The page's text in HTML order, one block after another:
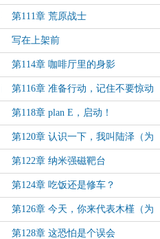
第111章 荒原战士
写在上架前
第114章 咖啡厅里的身影
第116章 准备行动，记住不要惊动
普通人
第118章 plan E，启动！
第120章 认识一下，我叫陆泽（为
盟主“王二表”加更1/4）
第122章 纳米强磁靶台
第124章 吃饭还是修车？
第126章 今天，你来代表木槿（为
盟主“王二表”加更3/4！）
第128章 这恐怕是个误会